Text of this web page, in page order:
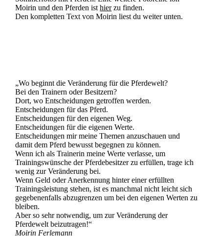
Moirin und den Pferden isthierzu finden.
Den kompletten Text von Moirin liest du weiter unten.
„Wo beginnt die Veränderung für die Pferdewelt?
Bei den Trainern oder Besitzern?
Dort, wo Entscheidungen getroffen werden.
Entscheidungen für das Pferd.
Entscheidungen für den eigenen Weg.
Entscheidungen für die eigenen Werte.
Entscheidungen mir meine Themen anzuschauen und
damit dem Pferd bewusst begegnen zu können.
Wenn ich als Trainerin meine Werte verlasse, um
Trainingswünsche der Pferdebesitzer zu erfüllen, trage ich
wenig zur Veränderung bei.
Wenn Geld oder Anerkennung hinter einer erfüllten
Trainingsleistung stehen, ist es manchmal nicht leicht sich
gegebenenfalls abzugrenzen um bei den eigenen Werten zu
bleiben.
Aber so sehr notwendig, um zur Veränderung der
Pferdewelt beizutragen!“
Moirin Ferlemann